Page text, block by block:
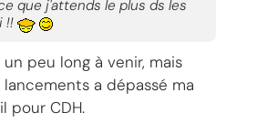
que j'attends le plus ds les
!!
peu long à venir, mais
a dépassé ma
pour CDH.